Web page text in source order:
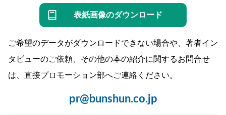
表紙画像のダウンロード
ご希望のデータがダウンロードできない場合や、著者イン
タビューのご依頼、その他の本の紹介に関するお問合せ
は、直接プロモーション部へご連絡ください。
pr@bunshun.co.jp